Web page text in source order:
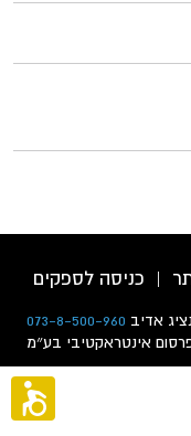
| כניסה לספקים
אדיב 073-8-500-960
אינטראקטיבי בע״מ